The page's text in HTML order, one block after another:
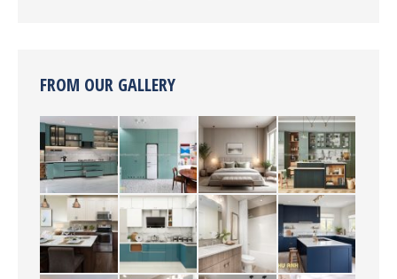
FROM OUR GALLERY